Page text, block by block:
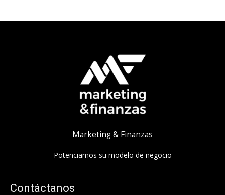
Marketing & Finanzas
Potenciamos su modelo de negocio
Contáctanos